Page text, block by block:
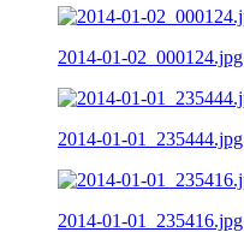
2014-01-02_000124.jpg
2014-01-01_235444.jpg
2014-01-01_235416.jpg